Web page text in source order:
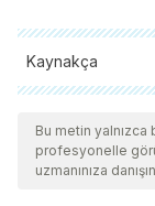
Kaynakça
Tüm alıntı
güncelliklerini ve
tarafından
Bu metin
profesyonelle
uzmanınıza